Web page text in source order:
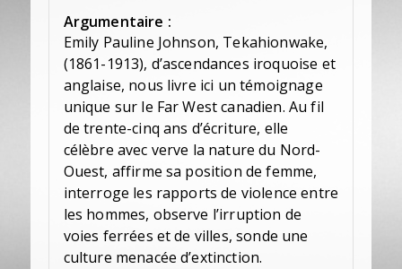
Argumentaire :
Emily Pauline Johnson, Tekahionwake,
(1861-1913), d’ascendances iroquoise et
anglaise, nous livre ici un témoignage
unique sur le Far West canadien. Au fil
de trente-cinq ans d’écriture, elle
célèbre avec verve la nature du Nord-
Ouest, affirme sa position de femme,
interroge les rapports de violence entre
les hommes, observe l’irruption de
voies ferrées et de villes, sonde une
culture menacée d’extinction.